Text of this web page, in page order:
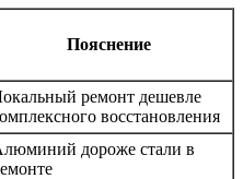
Пояснение
ремонт дешевле
восстановления
дороже стали в